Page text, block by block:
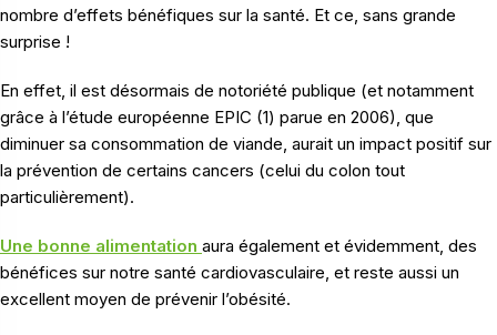
nombre d’effets bénéfiques sur la santé. Et ce, sans grande
surprise !
En effet, il est désormais de notoriété publique (et notamment
grâce à l’étude européenne EPIC (1) parue en 2006), que
diminuer sa consommation de viande, aurait un impact positif sur
la prévention de certains cancers (celui du colon tout
particulièrement).
Une bonne alimentation aura également et évidemment, des
bénéfices sur notre santé cardiovasculaire, et reste aussi un
excellent moyen de prévenir l’obésité.